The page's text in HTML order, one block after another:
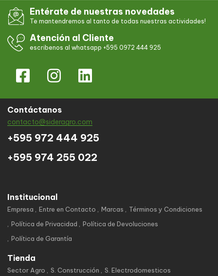
Entérate de nuestras novedades
Te mantendremos al tanto de todas nuestras actividades!
Atención al Cliente
escribenos al whatsapp +595 0972 444 925
Contáctanos
contacto@sideragro.com
+595 972 444 925
+595 974 255 022
Institucional
Empresa Entre en Contacto Marcas
Términos y Condiciones
Política de Privacidad
Política de Devoluciones
Política de Garantía
Tienda
Sector Agro S. Construcción S. Electrodomesticos